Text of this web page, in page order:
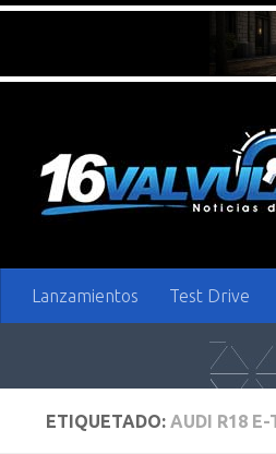
Lanzamientos Test Drive
ETIQUETADO: AUDI R18 E-